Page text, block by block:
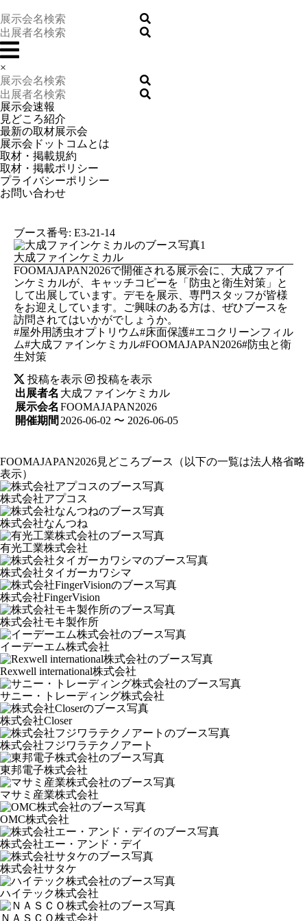
×
展示会速報
見どころ紹介
最新の取材展示会
展示会ドットコムとは
取材・掲載規約
取材・掲載ポリシー
プライバシーポリシー
お問い合わせ
ブース番号: E3-21-14
大成ファインケミカル
FOOMAJAPAN2026で開催される展示会に、大成ファイ
ンケミカルが、キャッチコピーを「防虫と衛生対策」と
して出展しています。デモを展示、専門スタッフが皆様
をお迎えしています。ご興味のある方は、ぜひブースを
訪問されてはいかがでしょうか。
#屋外用誘虫オプトリウム#床面保護#エコクリーンフィル
ム#大成ファインケミカル#FOOMAJAPAN2026#防虫と衛
生対策
投稿を表示
投稿を表示
出展者名 大成ファインケミカル
展示会名 FOOMAJAPAN2026
開催期間 2026-06-02 〜 2026-06-05
FOOMAJAPAN2026見どころブース
（以下の一覧は法人格省略
表示）
株式会社アプコス
株式会社なんつね
有光工業株式会社
株式会社タイガーカワシマ
株式会社FingerVision
株式会社モキ製作所
イーデーエム株式会社
Rexwell international株式会社
サニー・トレーディング株式会社
株式会社Closer
株式会社フジワラテクノアート
東邦電子株式会社
マサミ産業株式会社
OMC株式会社
株式会社エー・アンド・デイ
株式会社サタケ
ハイテック株式会社
ＮＡＳＣＯ株式会社